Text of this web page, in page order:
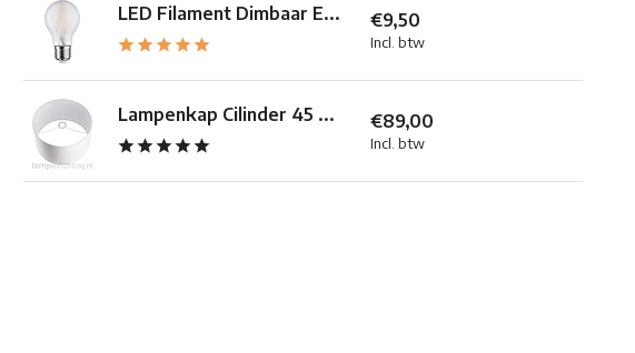
LED Filament Dimbaar E... €9,50
Incl. btw
Lampenkap Cilinder 45 ... €89,00
Incl. btw